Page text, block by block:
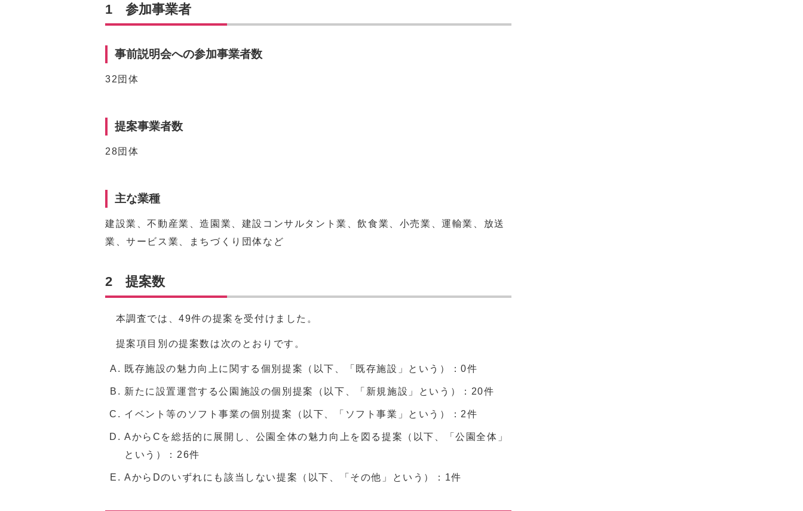
1 参加事業者
事前説明会への参加事業者数
32団体
提案事業者数
28団体
主な業種
建設業、不動産業、造園業、建設コンサルタント業、飲食業、小売業、運輸業、放送
業、サービス業、まちづくり団体など
2 提案数
本調査では、49件の提案を受付けました。
提案項目別の提案数は次のとおりです。
既存施設の魅力向上に関する個別提案（以下、「既存施設」という）：0件
新たに設置運営する公園施設の個別提案（以下、「新規施設」という）：20件
イベント等のソフト事業の個別提案（以下、「ソフト事業」という）：2件
AからCを総括的に展開し、公園全体の魅力向上を図る提案（以下、「公園全体」
という）：26件
AからDのいずれにも該当しない提案（以下、「その他」という）：1件